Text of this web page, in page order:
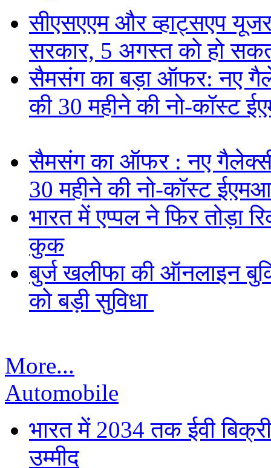
सीएसएएम और व्हाट्सएप
सरकार, 5 अगस्त को हो
सैमसंग का बड़ा ऑफर: नए
की 30 महीने की नो-कॉस्ट
सैमसंग का ऑफर : नए
30 महीने की नो-कॉस्ट
भारत में एप्पल ने फिर तोड़ा
कुक
बुर्ज खलीफा की ऑनलाइन
को बड़ी सुविधा
More...
Automobile
भारत में 2034 तक ईवी
उम्मीद